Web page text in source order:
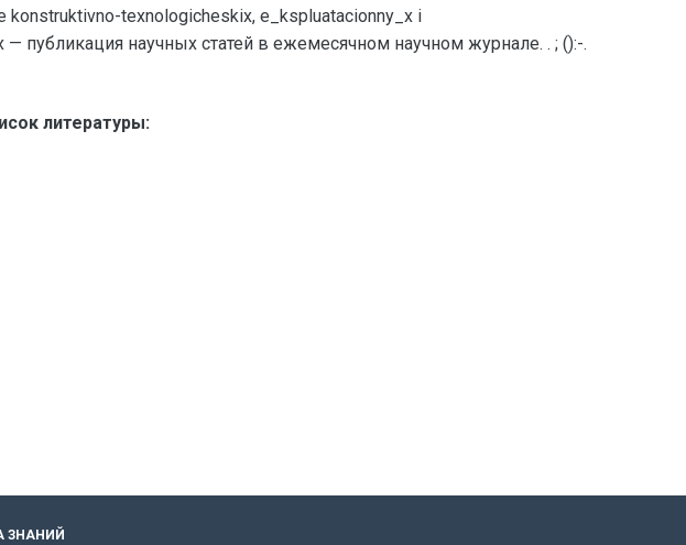
konstruktivno-texnologicheskix, e_kspluatacionny_x i
научных статей в ежемесячном научном журнале. . ; ():-.
литературы:
ЗНАНИЙ